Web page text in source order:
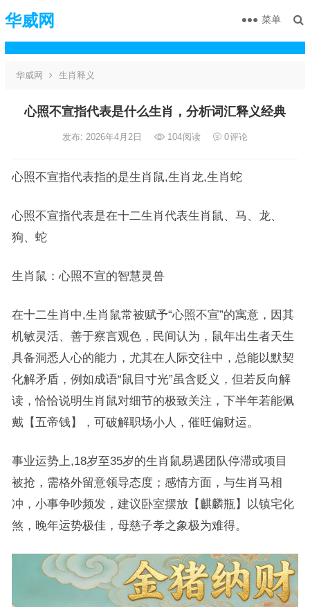
华威网 菜单
华威网 生肖释义
心照不宣指代表是什么生肖，分析词汇释义经典
发布: 2026年4月2日 104阅读 0评论
心照不宣指代表指的是生肖鼠,生肖龙,生肖蛇
心照不宣指代表是在十二生肖代表生肖鼠、马、龙、
狗、蛇
生肖鼠：心照不宣的智慧灵兽
在十二生肖中,生肖鼠常被赋予“心照不宣”的寓意，因其
机敏灵活、善于察言观色，民间认为，鼠年出生者天生
具备洞悉人心的能力，尤其在人际交往中，总能以默契
化解矛盾，例如成语“鼠目寸光”虽含贬义，但若反向解
读，恰恰说明生肖鼠对细节的极致关注，下半年若能佩
戴【五帝钱】，可破解职场小人，催旺偏财运。
事业运势上,18岁至35岁的生肖鼠易遇团队停滞或项目
被抢，需格外留意领导态度；感情方面，与生肖马相
冲，小事争吵频发，建议卧室摆放【麒麟瓶】以镇宅化
煞，晚年运势极佳，母慈子孝之象极为难得。